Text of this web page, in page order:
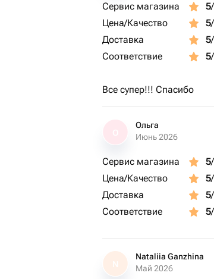
Сервис магазина 5
Цена/Качество
5
Доставка
5
Соответствие
5
Все супер!!! Спасибо
Ольга
Июнь 2026
Сервис магазина 5
Цена/Качество
5
Доставка
5
Соответствие
5
N
Nataliia Ganzhina
Май 2026